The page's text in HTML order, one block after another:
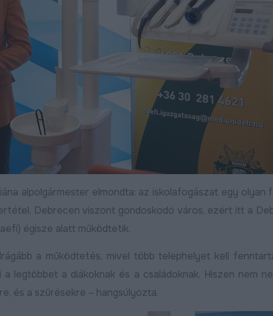
alpolgármester elmondta: az iskolafogászat egy olyan
Debrecen viszont gondoskodó város, ezért itt a
égisze alatt működtetik.
a működtetés, mivel több telephelyet kell
legtöbbet a diákoknak és a családoknak. Hiszen nem
és a szűrésekre – hangsúlyozta.
2025.03.07 Bővebben 2024.12.09
Útfelújítás kezdődött a
Harsona utcán, aszfaltot
kap a Csuka utca
2026.07.22 Bővebben
Befejeződött a
2026.07.15